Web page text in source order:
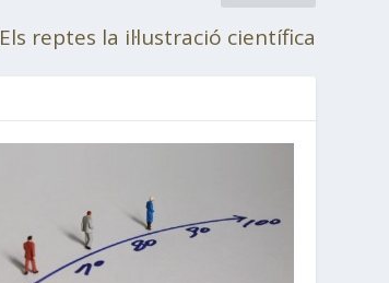
Els reptes la il·lustració científica